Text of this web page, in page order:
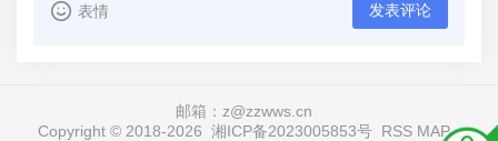
表情 发表评论
邮箱：z@zzwws.cn
Copyright © 2018-2026 湘ICP备2023005853号 RSS MAP